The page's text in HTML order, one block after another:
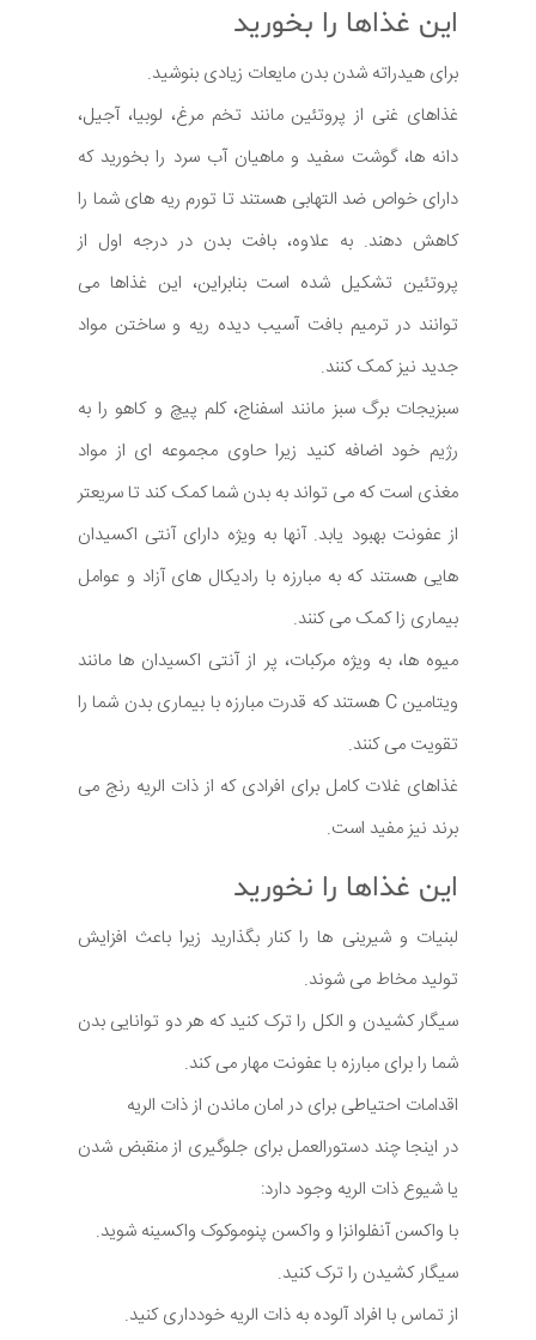
این غذاها را بخورید
برای هیدراته شدن بدن مایعات زیادی بنوشید.
غذاهای غنی از پروتئین مانند تخم مرغ، لوبیا، آجیل،
دانه ها، گوشت سفید و ماهیان آب سرد را بخورید که
دارای خواص ضد التهابی هستند تا تورم ریه های شما را
کاهش دهند. به علاوه، بافت بدن در درجه اول از
پروتئین تشکیل شده است بنابراین، این غذاها می
توانند در ترمیم بافت آسیب دیده ریه و ساختن مواد
جدید نیز کمک کنند.
سبزیجات برگ سبز مانند اسفناج، کلم پیچ و کاهو را به
رژیم خود اضافه کنید زیرا حاوی مجموعه ای از مواد
مغذی است که می تواند به بدن شما کمک کند تا سریعتر
از عفونت بهبود یابد. آنها به ویژه دارای آنتی اکسیدان
هایی هستند که به مبارزه با رادیکال های آزاد و عوامل
بیماری زا کمک می کنند.
میوه ها، به ویژه مرکبات، پر از آنتی اکسیدان ها مانند
ویتامین C هستند که قدرت مبارزه با بیماری بدن شما را
تقویت می کنند.
غذاهای غلات کامل برای افرادی که از ذات الریه رنج می
برند نیز مفید است.
این غذاها را نخورید
لبنیات و شیرینی ها را کنار بگذارید زیرا باعث افزایش
تولید مخاط می شوند.
سیگار کشیدن و الکل را ترک کنید که هر دو توانایی بدن
شما را برای مبارزه با عفونت مهار می کند.
اقدامات احتیاطی برای در امان ماندن از ذات الریه
در اینجا چند دستورالعمل برای جلوگیری از منقبض شدن
یا شیوع ذات الریه وجود دارد:
با واکسن آنفلوانزا و واکسن پنوموکوک واکسینه شوید.
سیگار کشیدن را ترک کنید.
از تماس با افراد آلوده به ذات الریه خودداری کنید.